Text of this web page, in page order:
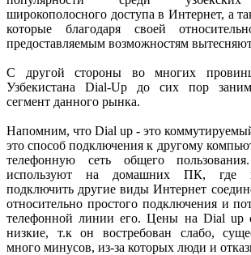
широкополосного доступа в Интернет, а
которые благодаря своей
предоставляемым возможностям
С другой стороны во многих
Узбекистана Dial-Up до сих пор
сегмент данного рынка.
Напомним, что Dial up - это
это способ подключения к другому
телефонную сеть общего
используют на домашних ПК, где
подключить другие виды Интернет
относительно простого подключения и
телефонной линии его. Цены на Dial up
низкие, т.к он востребован слабо,
много минусов, из-за которых люди и